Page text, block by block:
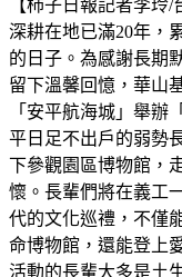
【柿子日報記者李玲
深耕在地已滿20年，
的日子。為感謝長期
留下溫馨回憶，華山
「安平航海城」舉辦
平日足不出戶的弱勢
下參觀園區博物館，
懷。長輩們將在義工
代的文化巡禮，不僅
命博物館，還能登上
活動的長輩大多是土